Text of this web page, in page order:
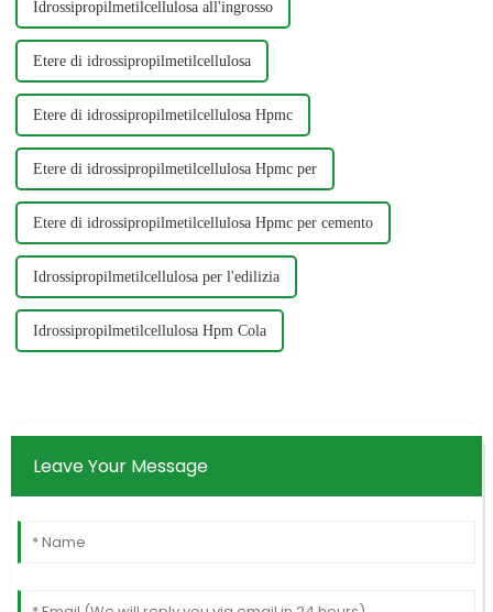
Idrossipropilmetilcellulosa all'ingrosso
Etere di idrossipropilmetilcellulosa
Etere di idrossipropilmetilcellulosa Hpmc
Etere di idrossipropilmetilcellulosa Hpmc per
Etere di idrossipropilmetilcellulosa Hpmc per cemento
Idrossipropilmetilcellulosa per l'edilizia
Idrossipropilmetilcellulosa Hpm Cola
Leave Your Message